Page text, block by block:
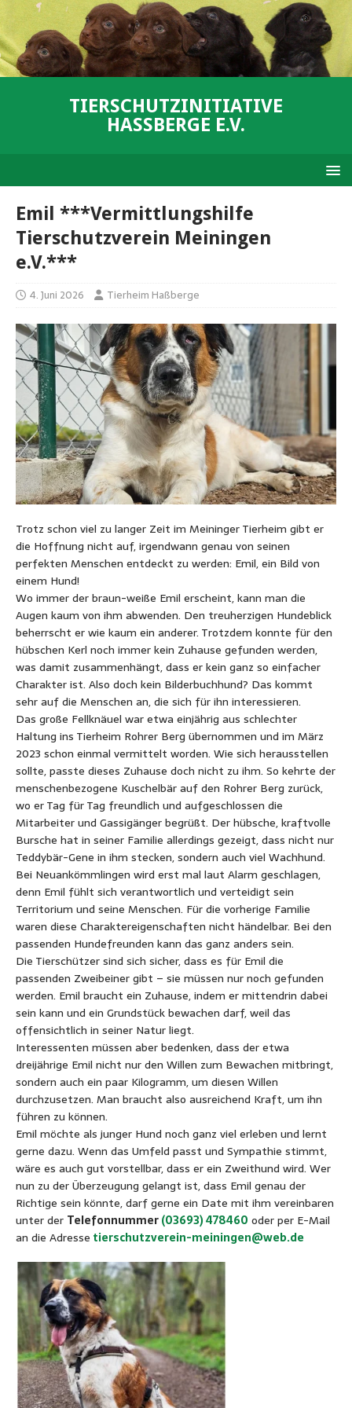
TIERSCHUTZINITIATIVE
HASSBERGE E.V.
Emil ***Vermittlungshilfe
Tierschutzverein Meiningen
e.V.***
4. Juni 2026 Tierheim Haßberge
Trotz schon viel zu langer Zeit im Meininger Tierheim gibt er
die Hoffnung nicht auf, irgendwann genau von seinen
perfekten Menschen entdeckt zu werden: Emil, ein Bild von
einem Hund!
Wo immer der braun-weiße Emil erscheint, kann man die
Augen kaum von ihm abwenden. Den treuherzigen Hundeblick
beherrscht er wie kaum ein anderer. Trotzdem konnte für den
hübschen Kerl noch immer kein Zuhause gefunden werden,
was damit zusammenhängt, dass er kein ganz so einfacher
Charakter ist. Also doch kein Bilderbuchhund? Das kommt
sehr auf die Menschen an, die sich für ihn interessieren.
Das große Fellknäuel war etwa einjährig aus schlechter
Haltung ins Tierheim Rohrer Berg übernommen und im März
2023 schon einmal vermittelt worden. Wie sich herausstellen
sollte, passte dieses Zuhause doch nicht zu ihm. So kehrte der
menschenbezogene Kuschelbär auf den Rohrer Berg zurück,
wo er Tag für Tag freundlich und aufgeschlossen die
Mitarbeiter und Gassigänger begrüßt. Der hübsche, kraftvolle
Bursche hat in seiner Familie allerdings gezeigt, dass nicht nur
Teddybär-Gene in ihm stecken, sondern auch viel Wachhund.
Bei Neuankömmlingen wird erst mal laut Alarm geschlagen,
denn Emil fühlt sich verantwortlich und verteidigt sein
Territorium und seine Menschen. Für die vorherige Familie
waren diese Charaktereigenschaften nicht händelbar. Bei den
passenden Hundefreunden kann das ganz anders sein.
Die Tierschützer sind sich sicher, dass es für Emil die
passenden Zweibeiner gibt – sie müssen nur noch gefunden
werden. Emil braucht ein Zuhause, indem er mittendrin dabei
sein kann und ein Grundstück bewachen darf, weil das
offensichtlich in seiner Natur liegt.
Interessenten müssen aber bedenken, dass der etwa
dreijährige Emil nicht nur den Willen zum Bewachen mitbringt,
sondern auch ein paar Kilogramm, um diesen Willen
durchzusetzen. Man braucht also ausreichend Kraft, um ihn
führen zu können.
Emil möchte als junger Hund noch ganz viel erleben und lernt
gerne dazu. Wenn das Umfeld passt und Sympathie stimmt,
wäre es auch gut vorstellbar, dass er ein Zweithund wird. Wer
nun zu der Überzeugung gelangt ist, dass Emil genau der
Richtige sein könnte, darf gerne ein Date mit ihm vereinbaren
unter der Telefonnummer(03693) 478460 oder per E-Mail
an die Adresse tierschutzverein-meiningen@web.de